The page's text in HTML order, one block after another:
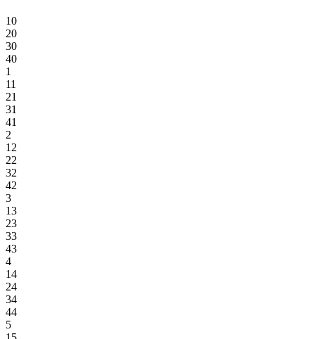
10
20
30
40
1
11
21
31
41
2
12
22
32
42
3
13
23
33
43
4
14
24
34
44
5